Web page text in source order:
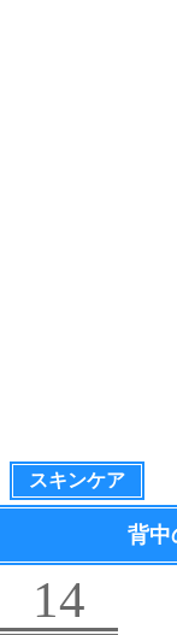
スキンケア
背中
14